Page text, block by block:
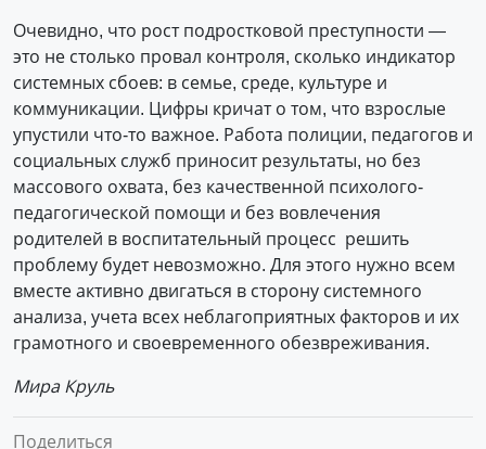
Очевидно, что рост подростковой преступности —
это не столько провал контроля, сколько индикатор
системных сбоев: в семье, среде, культуре и
коммуникации. Цифры кричат о том, что взрослые
упустили что-то важное. Работа полиции, педагогов и
социальных служб приносит результаты, но без
массового охвата, без качественной психолого-
педагогической помощи и без вовлечения
родителей в воспитательный процесс решить
проблему будет невозможно. Для этого нужно всем
вместе активно двигаться в сторону системного
анализа, учета всех неблагоприятных факторов и их
грамотного и своевременного обезвреживания.
Мира Круль
Поделиться